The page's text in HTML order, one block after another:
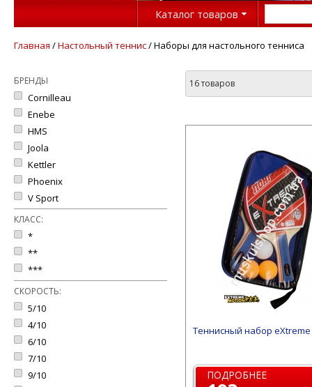
Каталог товаров
Главная /Настольный теннис/ Наборы для настольного тенниса
БРЕНДЫ
Cornilleau
Enebe
HMS
Joola
Kettler
Phoenix
V Sport
КЛАСС:
*
**
***
СКОРОСТЬ:
5/10
4/10
6/10
7/10
9/10
16 товаров
Теннисный набор
ПОДРОБНЕЕ